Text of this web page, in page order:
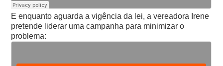
E enquanto aguarda a vigência da lei, a vereadora Irene
pretende liderar uma campanha para minimizar o
problema: